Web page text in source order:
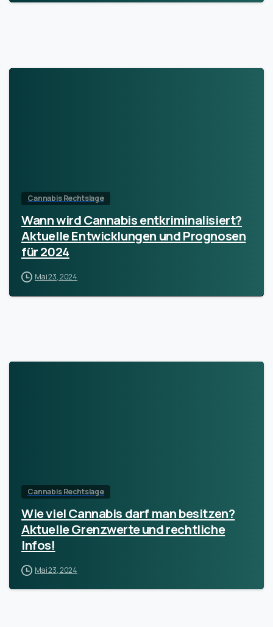
Cannabis Rechtslage
Wann wird Cannabis entkriminalisiert?
Aktuelle Entwicklungen und Prognosen
für 2024
Mai 23, 2024
Cannabis Rechtslage
Wie viel Cannabis darf man besitzen?
Aktuelle Grenzwerte und rechtliche
Infos!
Mai 23, 2024